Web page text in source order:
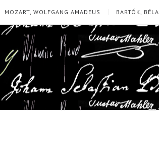
MOZART, WOLFGANG AMADEUS BARTÓK, BÉLA